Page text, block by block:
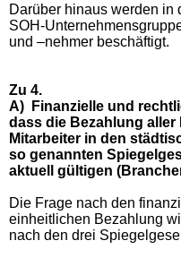
Darüber hinaus werden in
SOH-
und –nehmer beschäftigt.
Zu 4.
A)
Finanzielle und
dass die Bezahlung aller
Mitarbeiter in den
so genannten
aktuell gültigen
Die Frage nach den
einheitlichen Bezahlung
nach den drei